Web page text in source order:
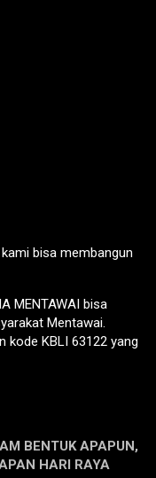
bisa membangun
MENTAWAI bisa
Mentawai.
kode KBLI 63122 yang
BENTUK APAPUN,
HARI RAYA